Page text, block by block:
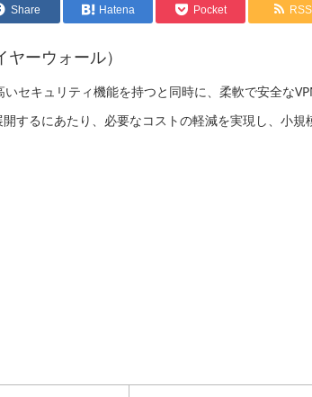
Share Hatena Pocket RSS
ーウォール）
セキュリティ機能を持つと同時に、柔軟で安全な
するにあたり、必要なコストの軽減を実現し、小